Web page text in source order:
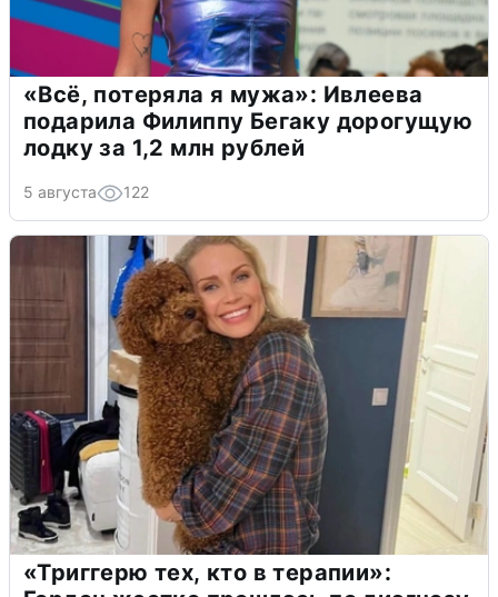
«Всё, потеряла я мужа»: Ивлеева
подарила Филиппу Бегаку дорогущую
лодку за 1,2 млн рублей
5 августа 122
«Триггерю тех, кто в терапии»: